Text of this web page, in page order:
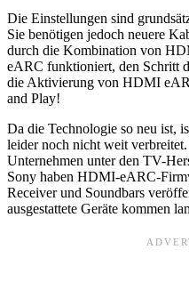
Die Einstellungen sind
Sie benötigen jedoch neuere
durch die Kombination von
eARC funktioniert, den Schritt
die Aktivierung von HDMI
and Play!
Da die Technologie so neu ist,
leider noch nicht weit
Unternehmen unter den TV-
Sony haben HDMI-eARC-
Receiver und Soundbars
ausgestattete Geräte kommen